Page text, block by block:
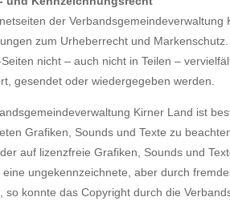
der
zum Urheberrecht und
nicht – auch nicht in Teilen –
gesendet oder wiedergegeben werden.
Kirner Land ist
Grafiken, Sounds und Texte zu
auf lizenzfreie Grafiken, Sounds und
eine ungekennzeichnete, aber durch
so konnte das Copyright durch die